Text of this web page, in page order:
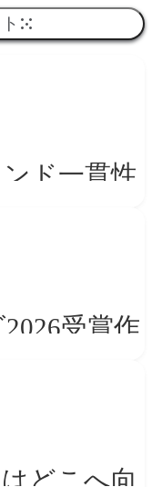
ド一貫性
ィング」
受賞作
体験」
どこへ向